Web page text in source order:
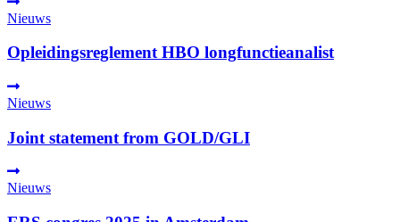
Nieuws
Opleidingsreglement HBO longfunctieanalist
Nieuws
Joint statement from GOLD/GLI
Nieuws